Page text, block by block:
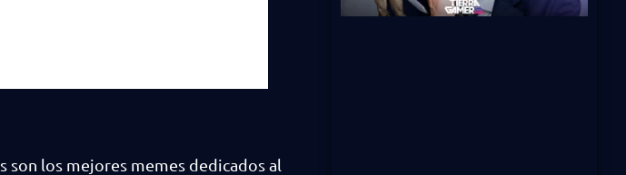
los mejores memes dedicados al